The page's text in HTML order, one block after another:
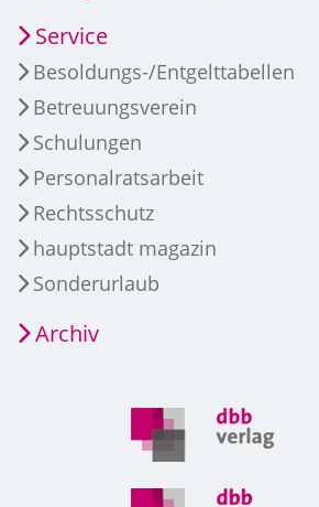
Service
Besoldungs-/Entgelttabellen
Betreuungsverein
Schulungen
Personalratsarbeit
Rechtsschutz
hauptstadt magazin
Sonderurlaub
Archiv